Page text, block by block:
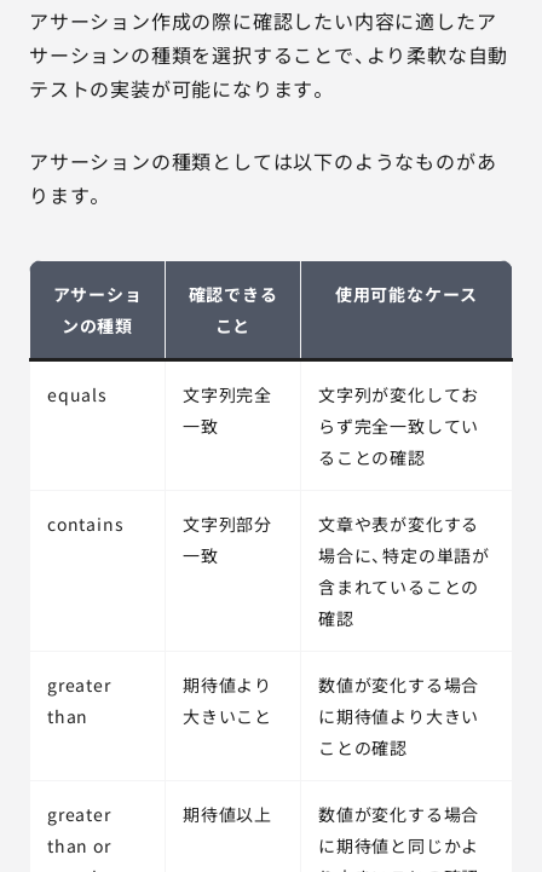
アサーション作成の際に確認したい内容に適したア
サーションの種類を選択することで、より柔軟な自動
テストの実装が可能になります。
アサーションの種類としては以下のようなものがあ
ります。
アサーショ
ンの種類
確認できる
こと
使用可能なケース
equals
文字列完全
一致
文字列が変化してお
らず完全一致してい
ることの確認
contains
文字列部分
一致
文章や表が変化する
場合に、特定の単語が
含まれていることの
確認
greater
than
期待値より
大きいこと
数値が変化する場合
に期待値より大きい
ことの確認
greater
than or
期待値以上
数値が変化する場合
に期待値と同じかよ